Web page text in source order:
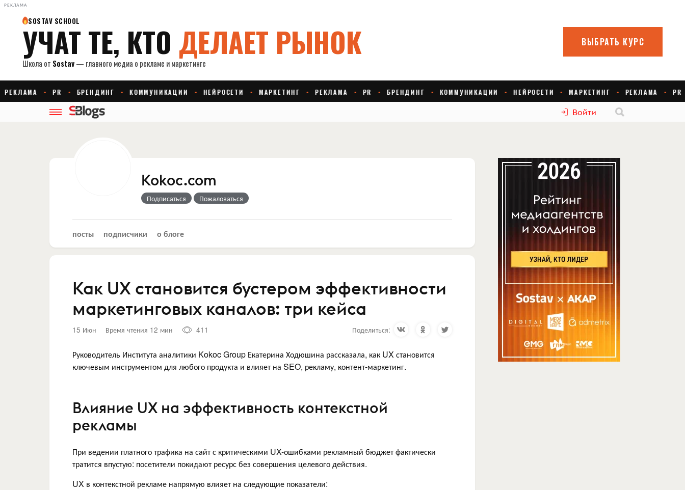
РЕКЛАМА
Войти
Kokoc.com
Подписаться Пожаловаться
посты подписчики о блоге
Как UX становится бустером эффективности
маркетинговых каналов: три кейса
15 Июн Время чтения 12 мин 411 Поделиться:
Руководитель Института аналитики Kokoc Group Екатерина Ходюшина рассказала, как UX становится
ключевым инструментом для любого продукта и влияет на SEO, рекламу, контент-маркетинг.
Влияние UX на эффективность контекстной
рекламы
При ведении платного трафика на сайт с критическими UX-ошибками рекламный бюджет фактически
тратится впустую: посетители покидают ресурс без совершения целевого действия.
UX в контекстной рекламе напрямую влияет на следующие показатели: